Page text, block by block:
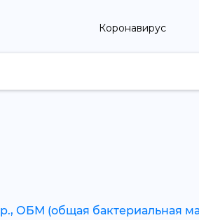
Коронавирус
ОБМ (общая бактериальная